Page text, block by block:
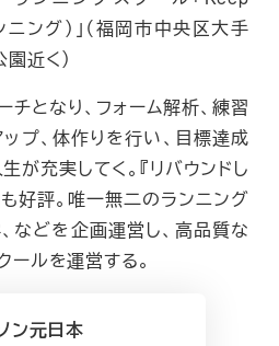
ング）」（福岡市中央区大手
近く）
となり、フォーム解析、練習
プ、体作りを行い、目標達成
が充実してく。『リバウンドし
好評。唯一無二のランニング
などを企画運営し、高品質な
ールを運営する。
ン元日本